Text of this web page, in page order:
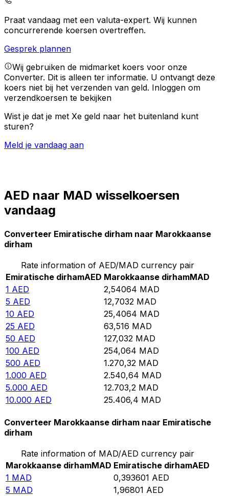
Praat vandaag met een valuta-expert. Wij kunnen
concurrerende koersen overtreffen.
Gesprek plannen
Wij gebruiken de midmarket koers voor onze
Converter. Dit is alleen ter informatie. U ontvangt deze
koers niet bij het verzenden van geld. Inloggen om
verzendkoersen te bekijken
Wist je dat je met Xe geld naar het buitenland kunt
sturen?
Meld je vandaag aan
AED naar MAD wisselkoersen
vandaag
Converteer Emiratische dirham naar Marokkaanse
dirham
Rate information of AED/MAD currency pair
Emiratische dirhamAED Marokkaanse dirhamMAD
1 AED 2,54064 MAD
5 AED 12,7032 MAD
10 AED 25,4064 MAD
25 AED 63,516 MAD
50 AED 127,032 MAD
100 AED 254,064 MAD
500 AED 1.270,32 MAD
1.000 AED 2.540,64 MAD
5.000 AED 12.703,2 MAD
10.000 AED 25.406,4 MAD
Converteer Marokkaanse dirham naar Emiratische
dirham
Rate information of MAD/AED currency pair
Marokkaanse dirhamMAD Emiratische dirhamAED
1 MAD 0,393601 AED
5 MAD 1,96801 AED